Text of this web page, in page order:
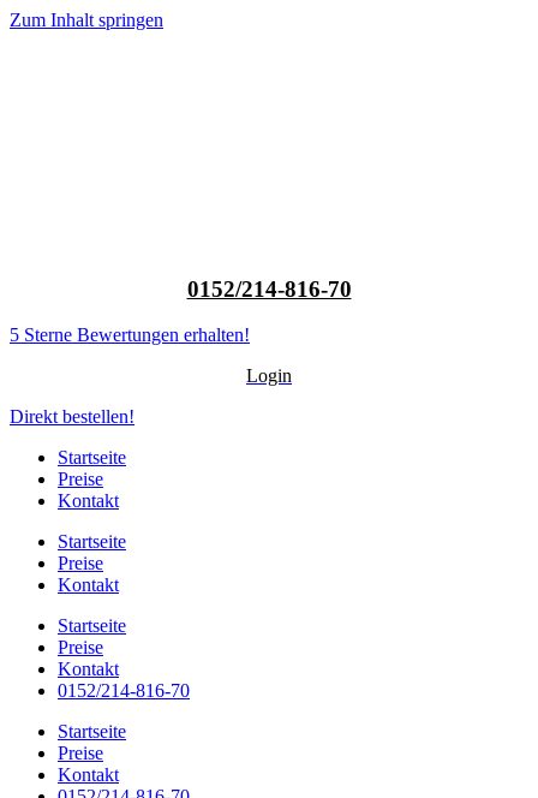
Zum Inhalt springen
0152/214-816-70
5 Sterne Bewertungen erhalten!
Login
Direkt bestellen!
Startseite
Preise
Kontakt
Startseite
Preise
Kontakt
Startseite
Preise
Kontakt
0152/214-816-70
Startseite
Preise
Kontakt